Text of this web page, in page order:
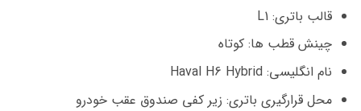
قالب باتری: L1
چینش قطب ها: کوتاه
نام انگلیسی: Haval H6 Hybrid
محل قرارگیری باتری: زیر کفی صندوق عقب خودرو